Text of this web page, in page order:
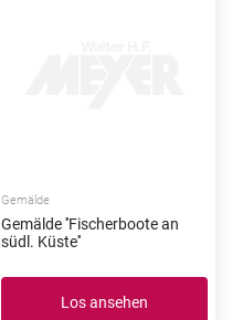
Gemälde
Gemälde ''Fischerboote an
südl. Küste''
Los ansehen